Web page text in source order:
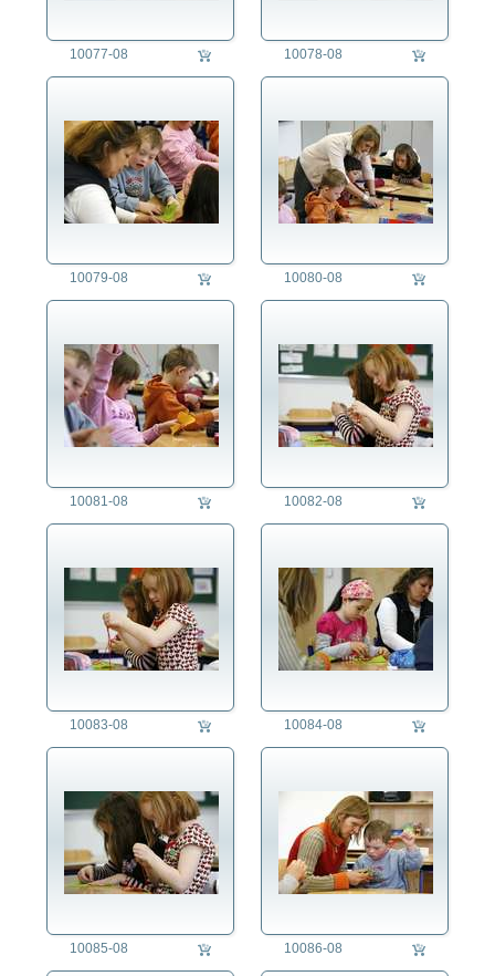
auftragsproduktion
fotorecherche
die fotografen
fotoagentur
für fotografen
10077-08 10078-08
10079-08 10080-08
10081-08 10082-08
10083-08 10084-08
10085-08 10086-08